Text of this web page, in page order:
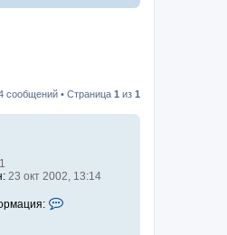
сообщений • Страница 1 из 1
23 окт 2002, 13:14